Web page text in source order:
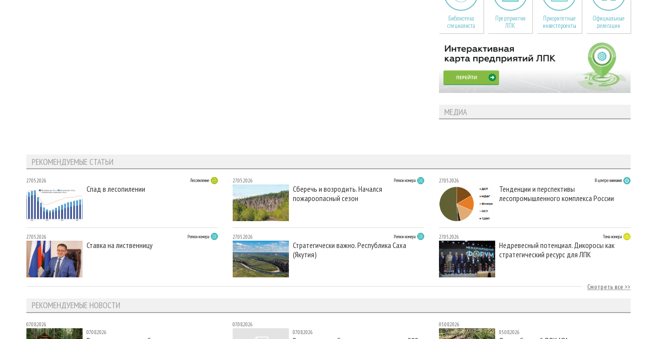
Библиотека
специалиста
Предприятия
ЛПК
Приоритетные
инвестпроекты
Официальные
делегации
МЕДИА
РЕКОМЕНДУЕМЫЕ СТАТЬИ
27.05.2026 Лесопиление
Спад в лесопилении
27.05.2026 Регион номера
Ставка на лиственницу
27.05.2026 Регион номера
Сберечь и возродить. Начался
пожароопасный сезон
27.05.2026 Регион номера
Стратегически важно. Республика Саха
(Якутия)
27.05.2026 В центре внимания
Тенденции и перспективы
лесопромышленного комплекса России
27.05.2026 Тема номера
Недревесный потенциал. Дикоросы как
стратегический ресурс для ЛПК
Смотреть все
РЕКОМЕНДУЕМЫЕ НОВОСТИ
07.08.2026
07.08.2026
07.08.2026
07.08.2026
05.08.2026
05.08.2026